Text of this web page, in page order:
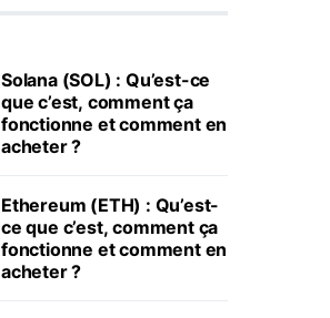
Solana (SOL) : Qu’est-ce
que c’est, comment ça
fonctionne et comment en
acheter ?
Ethereum (ETH) : Qu’est-
ce que c’est, comment ça
fonctionne et comment en
acheter ?